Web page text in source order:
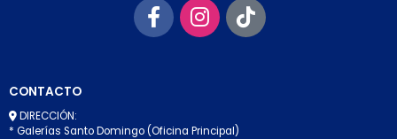
CONTACTO
DIRECCIÓN:
* Galerías Santo Domingo (Oficina Principal)